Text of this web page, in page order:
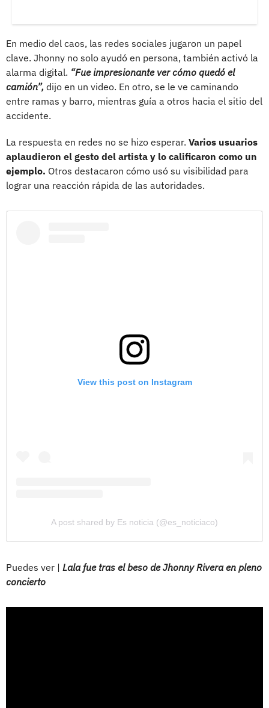
En medio del caos, las redes sociales jugaron un papel
clave. Jhonny no solo ayudó en persona, también activó la
alarma digital. “Fue impresionante ver cómo quedó el
camión”, dijo en un video. En otro, se le ve caminando
entre ramas y barro, mientras guía a otros hacia el sitio del
accidente.
La respuesta en redes no se hizo esperar. Varios usuarios
aplaudieron el gesto del artista y lo calificaron como un
ejemplo. Otros destacaron cómo usó su visibilidad para
lograr una reacción rápida de las autoridades.
View this post on Instagram
A post shared by Es noticia (@es_noticiaco)
Puedes ver | Lala fue tras el beso de Jhonny Rivera en pleno
concierto